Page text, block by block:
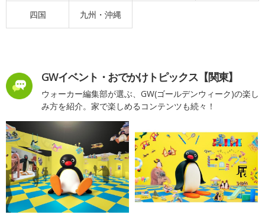
四国 九州・沖縄
GWイベント・おでかけトピックス【関東】
ウォーカー編集部が選ぶ、GW(ゴールデンウィーク)の楽し
み方を紹介。家で楽しめるコンテンツも続々！